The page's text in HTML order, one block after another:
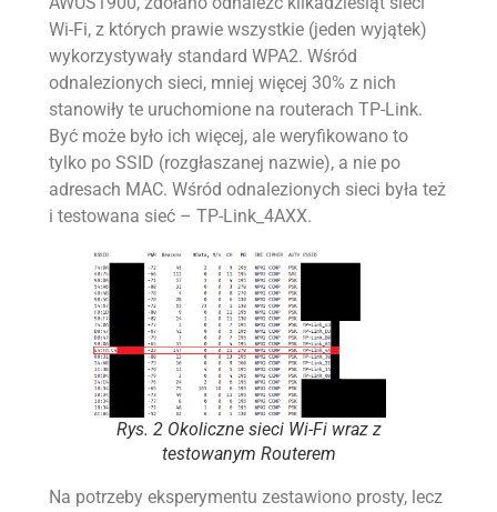
Wi-Fi, z których prawie wszystkie (jeden wyjątek)
wykorzystywały standard WPA2. Wśród
odnalezionych sieci, mniej więcej 30% z nich
stanowiły te uruchomione na routerach TP-Link.
Być może było ich więcej, ale weryfikowano to
tylko po SSID (rozgłaszanej nazwie), a nie po
adresach MAC. Wśród odnalezionych sieci była też
i testowana sieć – TP-Link_4AXX.
Rys. 2 Okoliczne sieci Wi-Fi wraz z
testowanym Routerem
Na potrzeby eksperymentu zestawiono prosty, lecz